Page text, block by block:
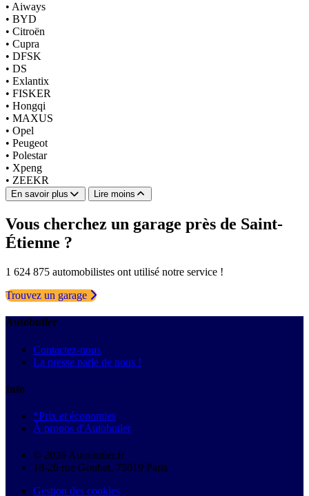
• Aiways
• BYD
• Citroën
• Cupra
• DFSK
• DS
• Exlantix
• FISKER
• Hongqi
• MAXUS
• Opel
• Peugeot
• Polestar
• Xpeng
• ZEEKR
En savoir plus Lire moins
Vous cherchez un garage près de Saint-
Étienne ?
1 624 875 automobilistes ont utilisé notre service !
Trouvez un garage
Autobutler
Contactez-nous
La presse parle de nous !
Info
*Prix et économies
À propos d'Autobutler
© 2026 Autobutler.fr
18-26 rue Goubet, 75019 Paris
Gestion des cookies